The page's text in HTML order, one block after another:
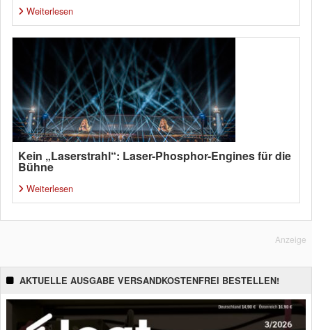
Weiterlesen
Kein „Laserstrahl“: Laser-Phosphor-Engines für die
Bühne
Weiterlesen
Anzeige
AKTUELLE AUSGABE VERSANDKOSTENFREI BESTELLEN!